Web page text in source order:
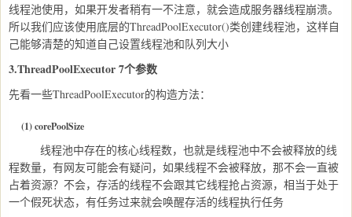
线程池使用，如果开发者稍有一不注意，就会造成服务器线程崩溃。
所以我们应该使用底层的ThreadPoolExecutor()类创建线程池，这样自
己能够清楚的知道自己设置线程池和队列大小
3.ThreadPoolExecutor 7个参数
先看一些ThreadPoolExecutor的构造方法：
(1) corePoolSize
线程池中存在的核心线程数，也就是线程池中不会被释放的线
程数量，有网友可能会有疑问，如果线程不会被释放，那不会一直被
占着资源？不会，存活的线程不会跟其它线程抢占资源，相当于处于
一个假死状态，有任务过来就会唤醒存活的线程执行任务